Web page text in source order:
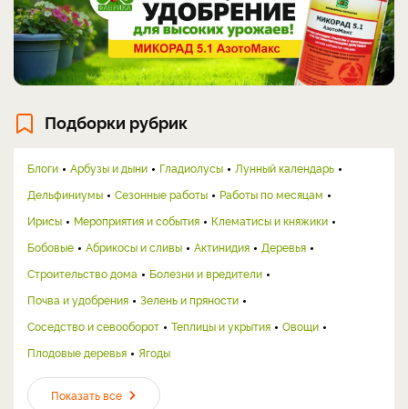
Подборки рубрик
Блоги Арбузы и дыни Гладиолусы
Лунный календарь
Дельфиниумы
Сезонные работы
Работы по месяцам
Ирисы
Мероприятия и события
Клематисы и княжики
Бобовые
Абрикосы и сливы Актинидия
Деревья
Строительство дома
Болезни и вредители
Почва и удобрения
Зелень и пряности
Соседство и севооборот
Теплицы и укрытия
Овощи
Плодовые деревья
Ягоды
Показать все